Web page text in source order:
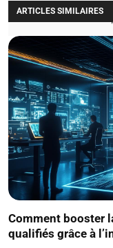
ARTICLES SIMILAIRES
Comment booster
qualifiés grâce à